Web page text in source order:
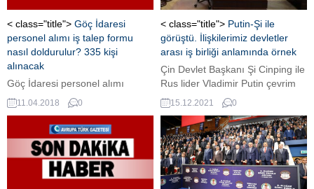
zanlı adliyeye sevk edildi.
< class="title"> Göç İdaresi
personel alımı iş talep formu
nasıl doldurulur? 335 kişi
alınacak
Göç İdaresi personel alımı
başvurusu için süreç devam
ediyor. Toplam 335 kişiyi
istihdam edecek olan Göç
İdaresi Genel Müdürlüğü,
başvurular hakkında detayları
Devlet Personel Başkanlığı
(DPB) internet sitesi üzerinden
11.04.2018 0
< class="title"> Putin-Şi ile
görüştü. İlişkilerimiz devletler
arası iş birliği anlamında örnek
Çin Devlet Başkanı Şi Cinping ile
Rus lider Vladimir Putin çevrim
içi görüştü. İki lider de 1 saatten
fazla süren görüşmenin basına
açık kısmında açıklamalarda
bulundu. ...
15.12.2021 0